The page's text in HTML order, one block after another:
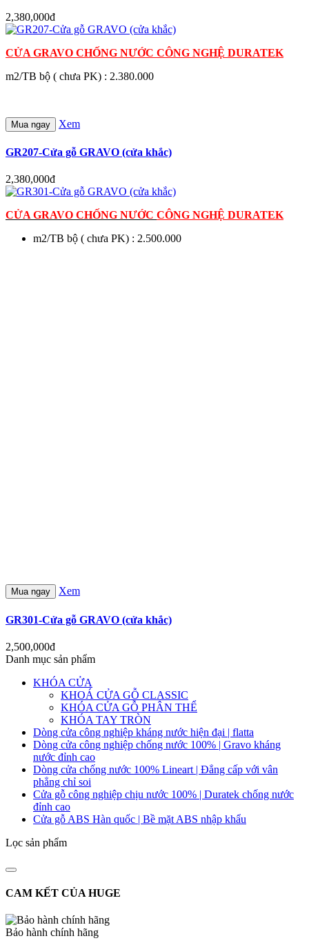
2,380,000đ
CỬA GRAVO CHỐNG NƯỚC CÔNG NGHỆ DURATEK
m2/TB bộ ( chưa PK) : 2.380.000
Mua ngay Xem
GR207-Cửa gỗ GRAVO (cửa khắc)
2,380,000đ
CỬA GRAVO CHỐNG NƯỚC CÔNG NGHỆ DURATEK
m2/TB bộ ( chưa PK) : 2.500.000
Mua ngay Xem
GR301-Cửa gỗ GRAVO (cửa khắc)
2,500,000đ
Danh mục sản phẩm
KHÓA CỬA
KHOÁ CỬA GỖ CLASSIC
KHÓA CỬA GỖ PHÂN THỂ
KHÓA TAY TRÒN
Dòng cửa công nghiệp kháng nước hiện đại | flatta
Dòng cửa công nghiệp chống nước 100% | Gravo kháng
nước đỉnh cao
Dòng cửa chống nước 100% Lineart | Đẳng cấp với vân
phẳng chỉ soi
Cửa gỗ công nghiệp chịu nước 100% | Duratek chống nước
đỉnh cao
Cửa gỗ ABS Hàn quốc | Bề mặt ABS nhập khẩu
Lọc sản phẩm
CAM KẾT CỦA HUGE
Bảo hành chính hãng